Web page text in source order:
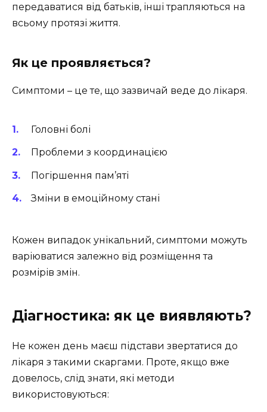
передаватися від батьків, інші трапляються на
всьому протязі життя.
Як це проявляється?
Симптоми – це те, що зазвичай веде до лікаря.
Головні болі
Проблеми з координацією
Погіршення пам’яті
Зміни в емоційному стані
Кожен випадок унікальний, симптоми можуть
варіюватися залежно від розміщення та
розмірів змін.
Діагностика: як це виявляють?
Не кожен день маєш підстави звертатися до
лікаря з такими скаргами. Проте, якщо вже
довелось, слід знати, які методи
використовуються: